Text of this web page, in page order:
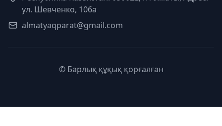
ул. Шевченко, 106а
almatyaqparat@gmail.com
© Барлық құқық қорғалған